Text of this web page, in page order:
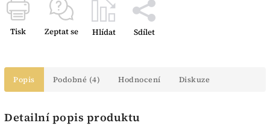
Tisk Zeptat se Hlídat Sdílet
Popis Podobné (4) Hodnocení Diskuze
Detailní popis produktu